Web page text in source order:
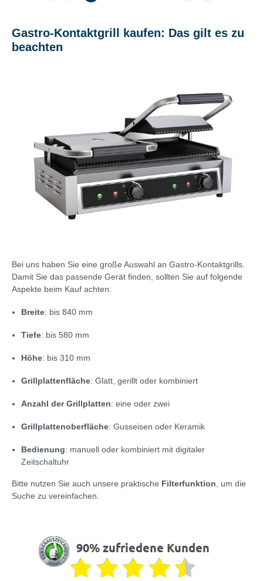
Gastro-Kontaktgrill kaufen: Das gilt es zu
beachten
Bei uns haben Sie eine große Auswahl an Gastro-Kontaktgrills.
Damit Sie das passende Gerät finden, sollten Sie auf folgende
Aspekte beim Kauf achten:
Breite: bis 840 mm
Tiefe: bis 580 mm
Höhe: bis 310 mm
Grillplattenfläche: Glatt, gerillt oder kombiniert
Anzahl der Grillplatten: eine oder zwei
Grillplattenoberfläche: Gusseisen oder Keramik
Bedienung: manuell oder kombiniert mit digitaler
Zeitschaltuhr
Bitte nutzen Sie auch unsere praktische Filterfunktion , um die
Suche zu vereinfachen.
90% zufriedene Kunden